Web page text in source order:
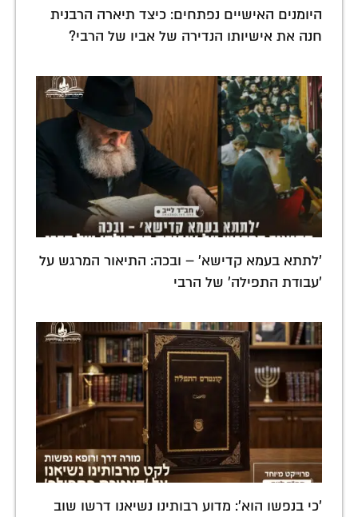
היומנים האישיים נפתחים: כיצד תיארה הרבנית
חנה את אישיותו הנדירה של אביו של הרבי?
'לתתא בעמא קדישא' – ובכה: התיאור המרגש על
'עבודת התפילה' של הרבי
'כי בנפשו הוא': מדוע רבותינו נשיאנו דרשו שוב